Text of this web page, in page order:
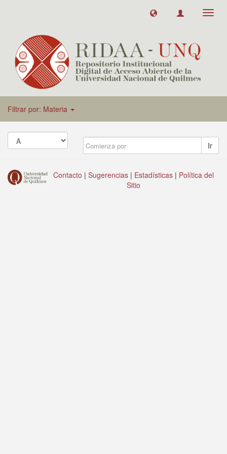
Filtrar por: Materia
Ir
Contacto | Sugerencias | Estadísticas | Política del
Sitio